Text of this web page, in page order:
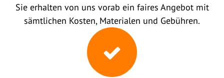
Sie erhalten von uns vorab ein faires Angebot mit
sämtlichen Kosten, Materialen und Gebühren.